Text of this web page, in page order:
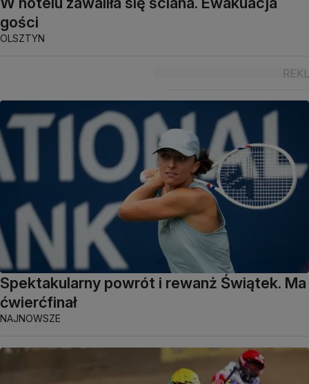
gości
OLSZTYN
Spektakularny powrót i rewanż Świątek. Ma
ćwierćfinał
NAJNOWSZE